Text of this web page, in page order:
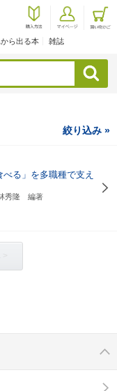
ら出る本 雑誌
検索
絞り込み »
べる」を多職種で支え
秀隆 編著